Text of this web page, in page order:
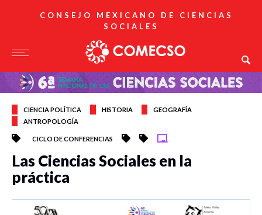
CONSEJO MEXICANO DE CIENCIAS
SOCIALES
CIENCIA POLÍTICA HISTORIA
GEOGRAFÍA
ANTROPOLOGÍA
CICLO DE CONFERENCIAS
Las Ciencias Sociales en la
práctica